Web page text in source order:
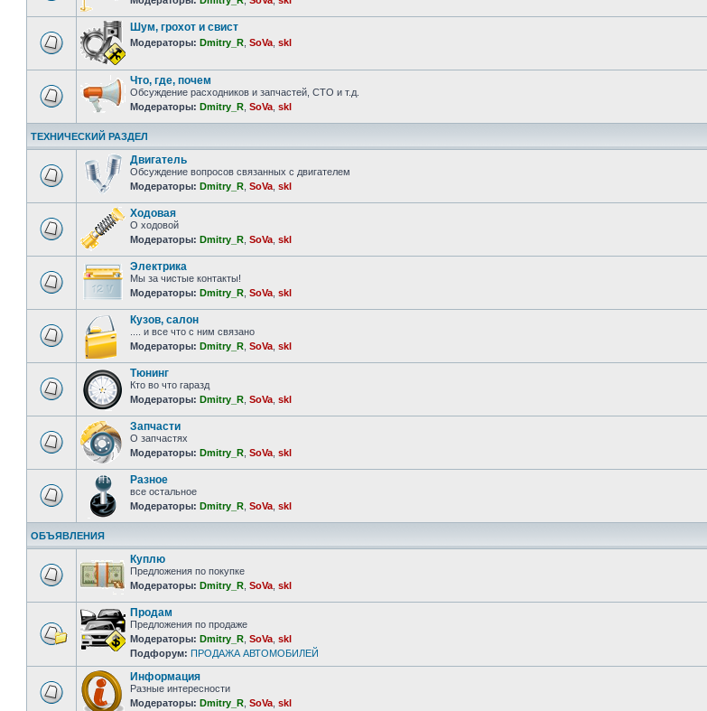
Шум, грохот и свист
Модераторы: Dmitry_R SoVa skl
Что, где, почем
Обсуждение расходников и запчастей, СТО и т.д.
Модераторы: Dmitry_R SoVa skl
ТЕХНИЧЕСКИЙ РАЗДЕЛ
Двигатель
Обсуждение вопросов связанных с двигателем
Модераторы: Dmitry_R SoVa skl
Ходовая
О ходовой
Модераторы: Dmitry_R SoVa skl
Электрика
Мы за чистые контакты!
Модераторы: Dmitry_R SoVa skl
Кузов, салон
.... и все что с ним связано
Модераторы: Dmitry_R SoVa skl
Тюнинг
Кто во что гаразд
Модераторы: Dmitry_R SoVa skl
Запчасти
О запчастях
Модераторы: Dmitry_R SoVa skl
Разное
все остальное
Модераторы: Dmitry_R SoVa skl
ОБЪЯВЛЕНИЯ
Куплю
Предложения по покупке
Модераторы: Dmitry_R SoVa skl
Продам
Предложения по продаже
Модераторы: Dmitry_R SoVa skl
Подфорум: ПРОДАЖА АВТОМОБИЛЕЙ
Информация
Разные интересности
Модераторы: Dmitry_R SoVa skl